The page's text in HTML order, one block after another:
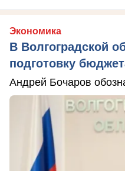
Экономика
В Волгоградской
подготовку
Андрей Бочаров